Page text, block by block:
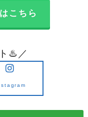
こちら
♨️／